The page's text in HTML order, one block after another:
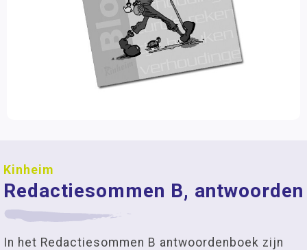
Kinheim
Redactiesommen B, antwoorden
In het Redactiesommen B antwoordenboek zijn